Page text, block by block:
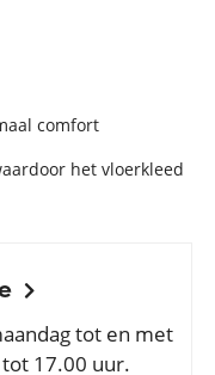
comfort
het vloerkleed
tot en met
17.00 uur.